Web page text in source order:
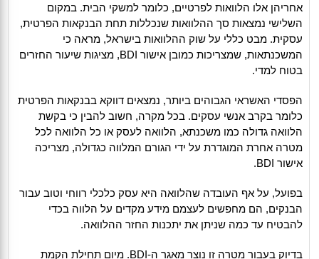
אחריהן אלו הלוואות לפרטיים, כלומר למשקי הבית. במקום
השלישי נמצאות סך ההלוואות שנכללות תחת הבנקאות הפרטית,
עסקית. מבט כללי על שוק ההלוואות בישראל, מראה כי
המשכנתאות, שמצריכות כמובן אישור BDI, מציגות שיעור החזרים
בטוח למדי.
הפסדי האשראי הגבוהים ביותר, נמצאים דווקא בבנקאות הפרטית
כלומר בקרב אנשי עסקים. בכל מקרה, חשוב להבין כי בקשת
הלוואה גדולה כמו משכנתא, הלוואה לעסק או כל הלוואה לכל
מטרה אחרת המוגדרת על ידי הגורם המלווה כגדולה, מצריכה
אישור BDI.
בפועל, על אף העובדה שהלוואה היא עסק כלכלי רווחי וטוב עבור
הבנקים, הם מחפשים לעצמם מידע מקדים על הלווה בכדי
להבטיח עד כמה שניתן את יתכנות החזר ההלוואה.
בדיוק בעבור מטרה זו נוצר מאגר ה-BDI. מיום תחילת הקמת